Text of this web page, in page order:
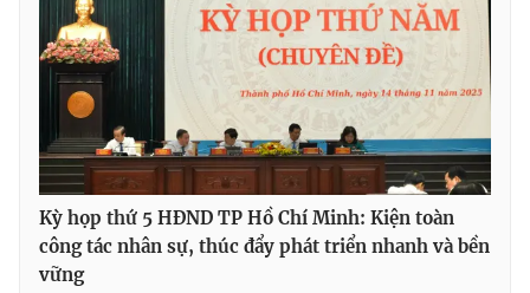
® Cấm sao chép dưới mọi hình thức nếu không có sự chấp
thuận bằng văn bản. Ghi rõ nguồn VTV.vn khi phát hành lại
thông tin từ website này.
Kỳ họp thứ 5 HĐND TP Hồ Chí Minh: Kiện toàn
công tác nhân sự, thúc đẩy phát triển nhanh và bền
vững